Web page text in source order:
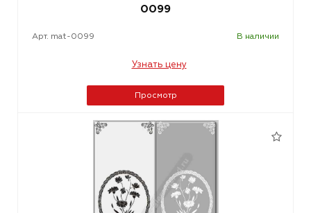
0099
Арт. mat-0099 В наличии
Узнать цену
Просмотр